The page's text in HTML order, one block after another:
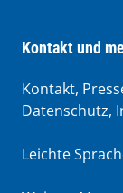
Kontakt und
Kontakt,
Datenschutz,
Leichte